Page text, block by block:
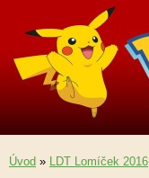
Úvod » LDT Lomíček 2016